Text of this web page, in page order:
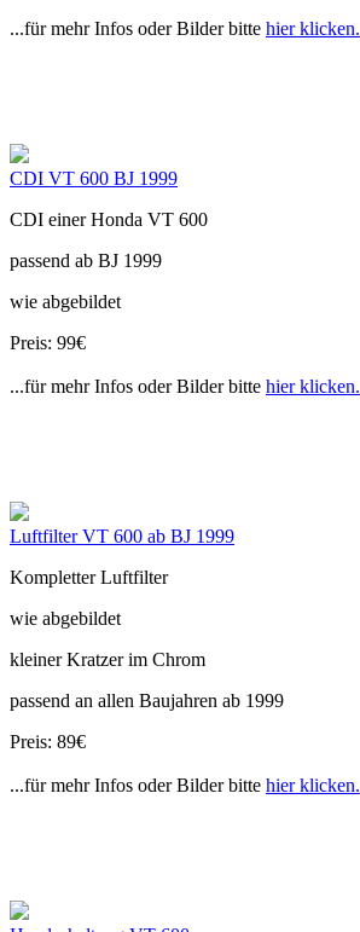
...für mehr Infos oder Bilder bitte hier klicken.
CDI VT 600 BJ 1999
CDI einer Honda VT 600
passend ab BJ 1999
wie abgebildet
Preis: 99€
...für mehr Infos oder Bilder bitte hier klicken.
Luftfilter VT 600 ab BJ 1999
Kompletter Luftfilter
wie abgebildet
kleiner Kratzer im Chrom
passend an allen Baujahren ab 1999
Preis: 89€
...für mehr Infos oder Bilder bitte hier klicken.